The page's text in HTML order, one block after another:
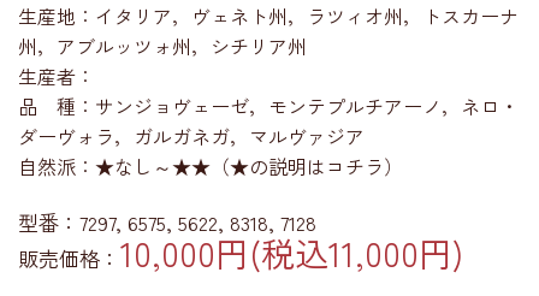
生産地：イタリア，ヴェネト州，ラツィオ州，トスカーナ
州，アブルッツォ州，シチリア州
生産者：
品 種：サンジョヴェーゼ，モンテプルチアーノ，ネロ・
ダーヴォラ，ガルガネガ，マルヴァジア
自然派：★なし～★★（★の説明はコチラ）
型番：7297, 6575, 5622, 8318, 7128
販売価格： 10,000円(税込11,000円)